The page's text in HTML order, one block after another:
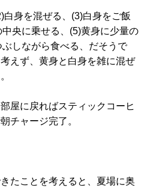
身を混ぜる、(3)白身をご飯
央に乗せる、(5)黄身に少量の
しながら食べる、だそうで
えず、黄身と白身を雑に混ぜ
屋に戻ればスティックコーヒ
チャージ完了。
たことを考えると、夏場に奥